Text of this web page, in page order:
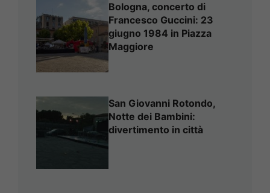
Bologna, concerto di
Francesco Guccini: 23
giugno 1984 in Piazza
Maggiore
San Giovanni Rotondo,
Notte dei Bambini:
divertimento in città